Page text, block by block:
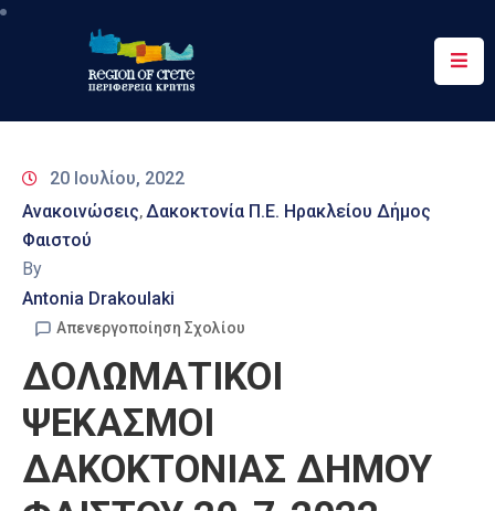
Περιφέρεια
&
Δράσεις
Ψηφιακές
Υπηρεσίες
Επικοινωνία
20 Ιουλίου, 2022
Ανακοινώσεις‚Δακοκτονία Π.Ε. Ηρακλείου Δήμος
Φαιστού
By
Antonia Drakoulaki
Απενεργοποίηση Σχολίου
ΔΟΛΩΜΑΤΙΚΟΙ
ΨΕΚΑΣΜΟΙ
ΔΑΚΟΚΤΟΝΙΑΣ ΔΗΜΟΥ